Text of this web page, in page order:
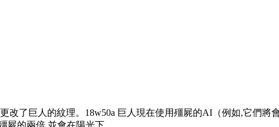
更改了巨人的紋理。18w50a 巨人現在使用殭屍的AI（例如,它們
屍的兩倍,並會在陽光下